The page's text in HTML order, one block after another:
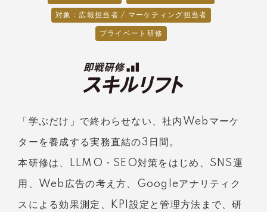
対象：広報担当者 / マーケティング担当者
プライベート研修
「学ぶだけ」で終わらせない、社内Webマーケ
ターを養成する実務直結の3日間。
本研修は、LLMO・SEO対策をはじめ、SNS運
用、Web広告の考え方、Googleアナリティク
スによる効果測定、KPI設定と管理方法まで、研